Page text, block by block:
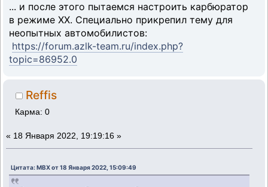
... и после этого пытаемся настроить карбюратор
в режиме ХХ. Специально прикрепил тему для
неопытных автомобилистов:
https://forum.azlk-team.ru/index.php?
topic=86952.0
Reffis
Карма: 0
« 18 Января 2022, 19:19:16 »
Цитата: MBX от 18 Января 2022, 15:09:49